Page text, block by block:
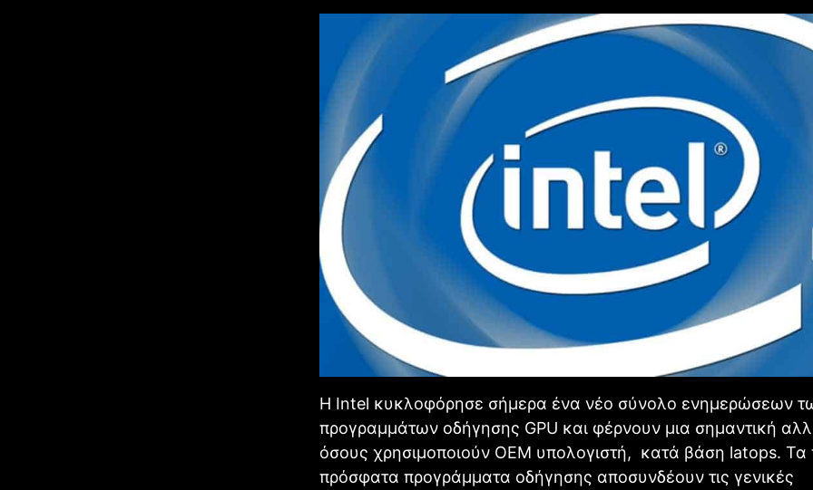
Η Intel κυκλοφόρησε σήμερα ένα νέο σύνολο ενημερώσεων
προγραμμάτων οδήγησης GPU και φέρνουν μια σημαντική
όσους χρησιμοποιούν ΟΕΜ υπολογιστή, κατά βάση latops. Τα
πρόσφατα προγράμματα οδήγησης αποσυνδέουν τις γενικές